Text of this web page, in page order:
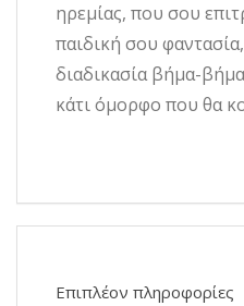
ηρεμίας, που σου
παιδική σου
διαδικασία βήμα-
κάτι όμορφο που θα
Επιπλέον πληροφορίες